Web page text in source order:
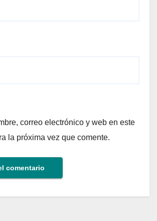
correo electrónico y web en este
la próxima vez que comente.